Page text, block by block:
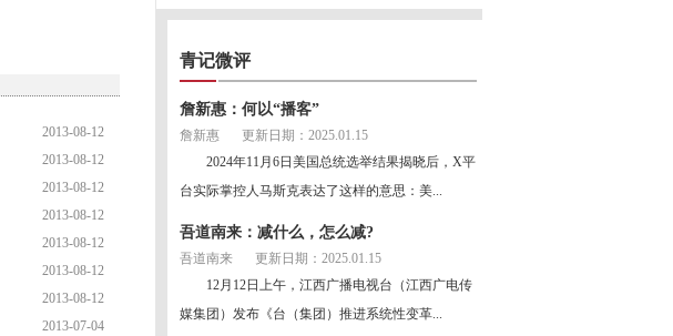
2013-08-12
2013-08-12
2013-08-12
2013-08-12
2013-08-12
2013-08-12
2013-08-12
2013-07-04
青记微评
詹新惠：何以“播客”
詹新惠
更新日期：2025.01.15
2024年11月6日美国总统选举结果揭晓后，X平
台实际掌控人马斯克表达了这样的意思：美...
吾道南来：减什么，怎么减?
吾道南来
更新日期：2025.01.15
12月12日上午，江西广播电视台（江西广电传
媒集团）发布《台（集团）推进系统性变革...